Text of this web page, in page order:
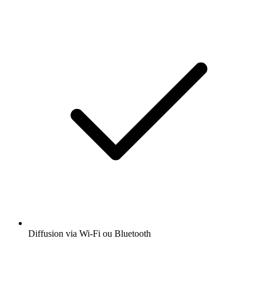
Diffusion via Wi-Fi ou Bluetooth